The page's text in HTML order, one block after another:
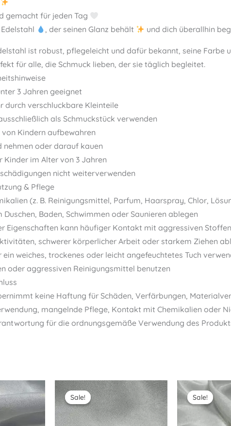
gemacht für jeden Tag
, der seinen Glanz behält und dich überallhin
ist robust, pflegeleicht und dafür bekannt, seine Farbe
für alle, die Schmuck lieben, der sie täglich begleitet.
3 Jahren geeignet
durch verschluckbare Kleinteile
als Schmuckstück verwenden
von Kindern aufbewahren
nehmen oder darauf kauen
Kinder im Alter von 3 Jahren
nicht weiterverwenden
& Pflege
(z. B. Reinigungsmittel, Parfum, Haarspray, Chlor,
Duschen, Baden, Schwimmen oder Saunieren ablegen
Eigenschaften kann häufiger Kontakt mit aggressiven
schwerer körperlicher Arbeit oder starkem Ziehen
ein weiches, trockenes oder leicht angefeuchtetes Tuch
oder aggressiven Reinigungsmittel benutzen
keine Haftung für Schäden, Verfärbungen,
mangelnde Pflege, Kontakt mit Chemikalien oder
für die ordnungsgemäße Verwendung des
Sale!
Sale!
Original
price
was:
€ 7,90.
Current
price
is:
€ 5,00.
Sale!
Sale!
Original
price
was:
€ 7,90.
price
is:
€